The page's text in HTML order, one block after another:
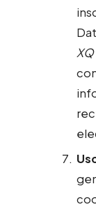
XQ